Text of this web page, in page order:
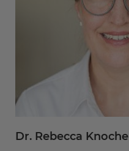
Dr. Rebecca Knoche